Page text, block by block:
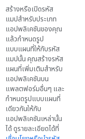
สร้างหรือเปิดรหัส
แมปสำหรับประเภท
แอปพลิเคชันของคุณ
แล้วกำหนดรูป
แบบแผนที่ให้กับรหัส
แมปนั้น คุณสร้างรหัส
แผนที่เพิ่มเติมสำหรับ
แอปพลิเคชันบน
แพลตฟอร์มอื่นๆ และ
กำหนดรูปแบบแผนที่
เดียวกันให้กับ
แอปพลิเคชันเหล่านั้น
ได้ ดูรายละเอียดได้ที่